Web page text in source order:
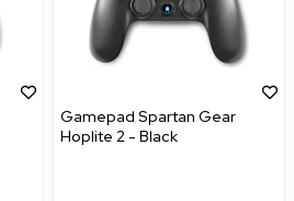
Gamepad Spartan Gear
Hoplite 2 - Black